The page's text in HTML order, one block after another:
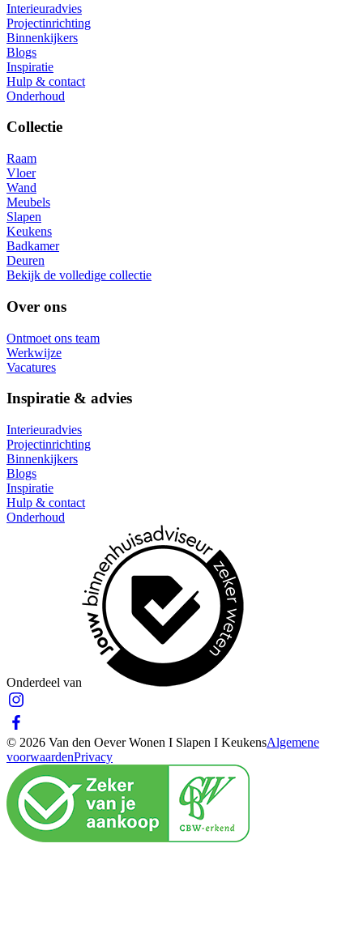
Interieuradvies
Projectinrichting
Binnenkijkers
Blogs
Inspiratie
Hulp & contact
Onderhoud
Collectie
Raam
Vloer
Wand
Meubels
Slapen
Keukens
Badkamer
Deuren
Bekijk de volledige collectie
Over ons
Ontmoet ons team
Werkwijze
Vacatures
Inspiratie & advies
Interieuradvies
Projectinrichting
Binnenkijkers
Blogs
Inspiratie
Hulp & contact
Onderhoud
Onderdeel van
© 2026 Van den Oever Wonen I Slapen I KeukensAlgemene
voorwaardenPrivacy